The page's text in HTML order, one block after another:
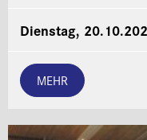
Dienstag,
MEHR